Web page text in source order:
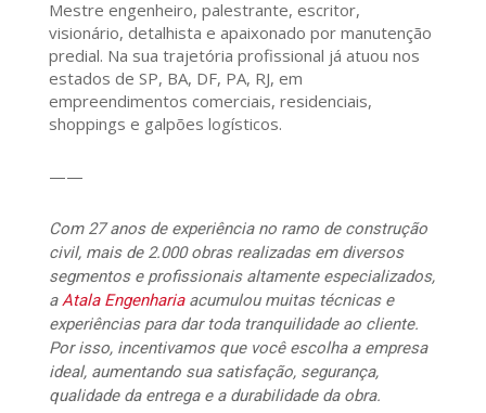
Mestre engenheiro, palestrante, escritor,
visionário, detalhista e apaixonado por manutenção
predial. Na sua trajetória profissional já atuou nos
estados de SP, BA, DF, PA, RJ, em
empreendimentos comerciais, residenciais,
shoppings e galpões logísticos.
——
Com 27 anos de experiência no ramo de construção
civil, mais de 2.000 obras realizadas em diversos
segmentos e profissionais altamente especializados,
aAtala Engenhariaacumulou muitas técnicas e
experiências para dar toda tranquilidade ao cliente.
Por isso, incentivamos que você escolha a empresa
ideal, aumentando sua satisfação, segurança,
qualidade da entrega e a durabilidade da obra.